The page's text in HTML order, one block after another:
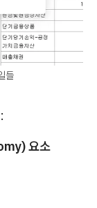
들
요소